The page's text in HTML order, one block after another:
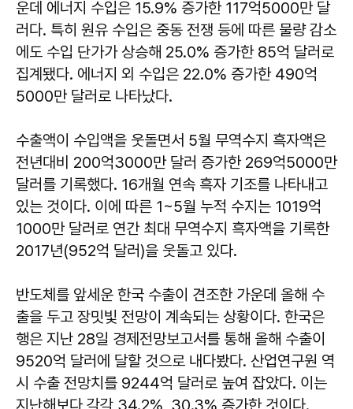
운데 에너지 수입은 15.9% 증가한 117억5000만 달
러다. 특히 원유 수입은 중동 전쟁 등에 따른 물량 감소
에도 수입 단가가 상승해 25.0% 증가한 85억 달러로
집계됐다. 에너지 외 수입은 22.0% 증가한 490억
5000만 달러로 나타났다.
수출액이 수입액을 웃돌면서 5월 무역수지 흑자액은
전년대비 200억3000만 달러 증가한 269억5000만
달러를 기록했다. 16개월 연속 흑자 기조를 나타내고
있는 것이다. 이에 따른 1~5월 누적 수지는 1019억
1000만 달러로 연간 최대 무역수지 흑자액을 기록한
2017년(952억 달러)을 웃돌고 있다.
반도체를 앞세운 한국 수출이 견조한 가운데 올해 수
출을 두고 장밋빛 전망이 계속되는 상황이다. 한국은
행은 지난 28일 경제전망보고서를 통해 올해 수출이
9520억 달러에 달할 것으로 내다봤다. 산업연구원 역
시 수출 전망치를 9244억 달러로 높여 잡았다. 이는
지난해보다 각각 34.2%, 30.3% 증가한 것이다.